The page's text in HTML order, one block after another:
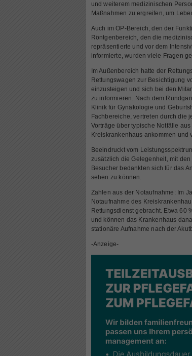
und weiterem medizinischen
Maßnahmen zu ergreifen, um
Auch im OP-Bereich, den der
Röntgenbereich, den die
repräsentierte und vor dem
informierte, wurden viele Fragen
Im Außenbereich hatte der
Rettungswagen zur Besichtigung
einzusteigen und sich bei den
zu informieren. Nach dem
Klinik für Gynäkologie und
Fachbereiche, vertreten durch die
Vorträge über typische Notfälle
Kreiskrankenhaus ankommen und
Beeindruckt vom
zusätzlich die Gelegenheit, mit
Besucher bedankten sich für das
sehen zu können.
Zahlen aus der Notaufnahme: Im
Notaufnahme des
Rettungsdienst gebracht. Etwa 60
und können das Krankenhaus
stationäre Aufnahme nach der
-Anzeige-